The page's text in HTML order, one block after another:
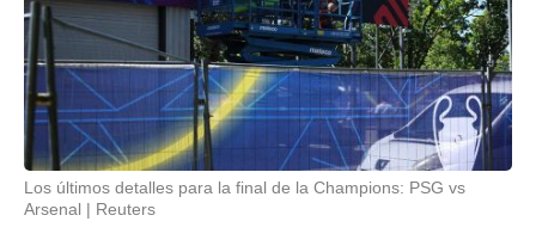
Los últimos detalles para la final de la Champions: PSG vs
Arsenal
Reuters